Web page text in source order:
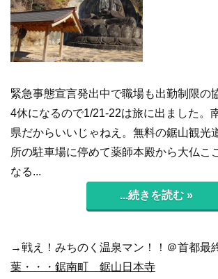
緊急事態宣言発出中で職場も出勤制限の
4休になるので1/21-22は旅に出ました。
県だからいいじゃねえ。無料の鋸山観光
所の駐車場に停めて薬師本殿から大仏こ
なる...
...続きを読む »
→戦え！みちのく温泉マン！！＠首都最
葉・・・鋸南町 鋸山日本寺